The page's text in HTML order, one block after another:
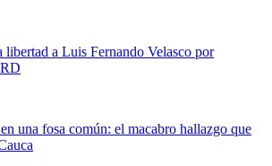
libertad a Luis Fernando Velasco por
una fosa común: el macabro hallazgo que